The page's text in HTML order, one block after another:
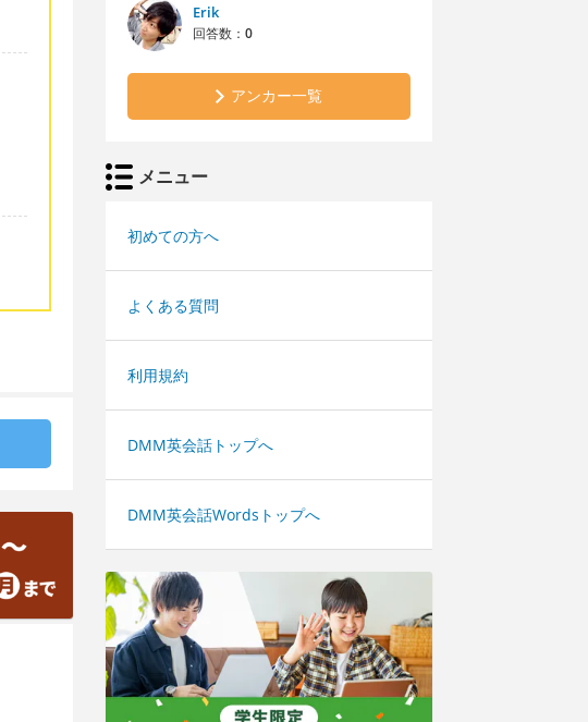
Erik
回答数： 0
アンカー一覧
メニュー
初めての方へ
よくある質問
利用規約
DMM英会話トップへ
DMM英会話Wordsトップへ